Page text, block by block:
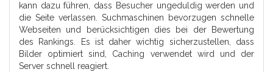
kann dazu führen, dass Besucher ungeduldig werden und
die Seite verlassen. Suchmaschinen bevorzugen schnelle
Webseiten und berücksichtigen dies bei der Bewertung
des Rankings. Es ist daher wichtig sicherzustellen, dass
Bilder optimiert sind, Caching verwendet wird und der
Server schnell reagiert.